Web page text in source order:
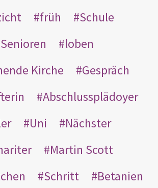
früh
Schule
Senioren
loben
Kirche
Gespräch
Abschlussplädoyer
Uni
Nächster
Martin Scott
Schritt
Betanien